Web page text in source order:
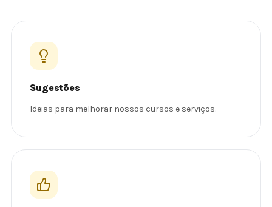
Sugestões
Ideias para melhorar nossos cursos e serviços.